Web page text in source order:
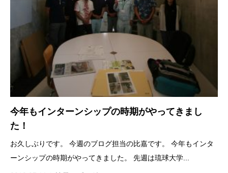
今年もインターンシップの時期がやってきまし
た！
お久しぶりです。 今週のブログ担当の比嘉です。 今年もインタ
ーンシップの時期がやってきました。 先週は琉球大学...